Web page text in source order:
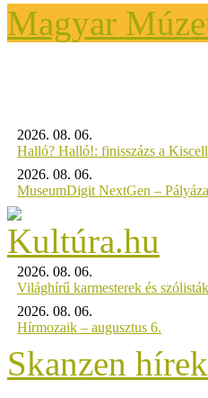
Magyar
2026. 08. 06.
Halló? Halló!: finisszázs a
2026. 08. 06.
MuseumDigit NextGen –
2026. 08. 06.
Világhírű karmesterek és
2026. 08. 06.
Hírmozaik – augusztus 6.
Skanzen hírek